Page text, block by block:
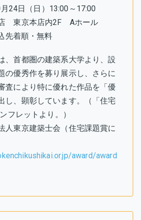
24日（日）13:00～17:00
東京本店内2F Aホール
先着順・無料
、首都圏の建築系大学より、設
の優秀作を募り展示し、さらに
査により特に優れた作品を「優
し、顕彰しています。（「住宅
フレットより。）
人東京建築士会（住宅課題賞に
award/award